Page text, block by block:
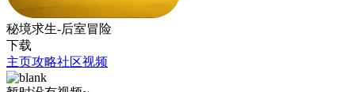
秘境求生-后室冒险
下载
主页攻略社区视频